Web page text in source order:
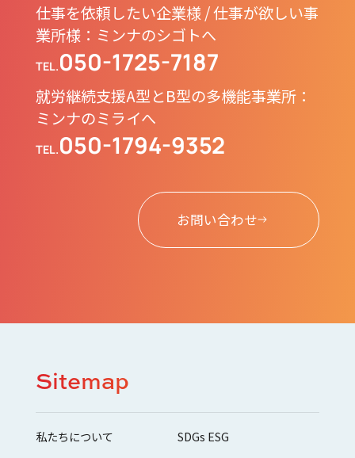
仕事を依頼したい企業様 / 仕事が欲しい事
業所様：ミンナのシゴトへ
TEL.050-1725-7187
就労継続支援A型とB型の多機能事業所：
ミンナのミライへ
TEL.050-1794-9352
お問い合わせ
Sitemap
私たちについて
SDGs ESG